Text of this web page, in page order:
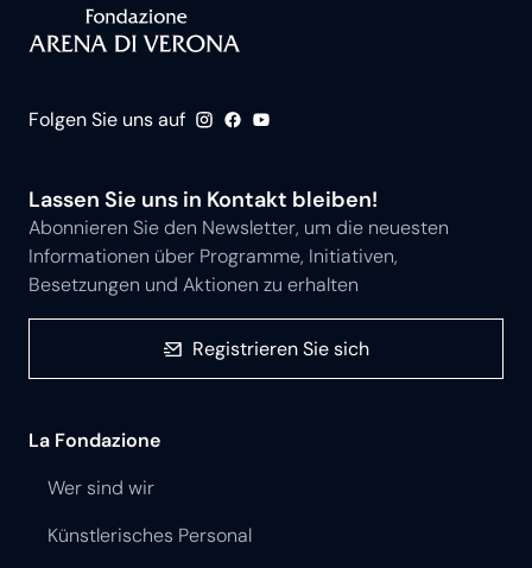
Folgen Sie uns auf
Lassen Sie uns in Kontakt bleiben!
Abonnieren Sie den Newsletter, um die neuesten
Informationen über Programme, Initiativen,
Besetzungen und Aktionen zu erhalten
Registrieren Sie sich
La Fondazione
Wer sind wir
Künstlerisches Personal